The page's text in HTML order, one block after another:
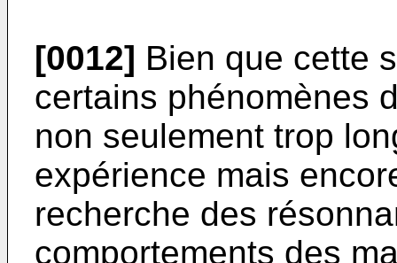
[0012] Bien que cette
certains phénomènes
non seulement trop
expérience mais
recherche des
comportements des